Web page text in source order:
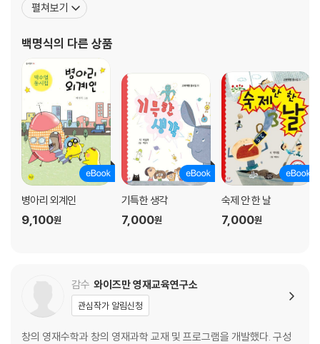
한국일보 일러스트상, 소년 한국일보 출판 기획상, 중앙광고대상, 서
트에서 수상하였어요. 직접 쓰고 그린 최신작으로
펼쳐보기
백명식의 다른 상품
병아리 외계인
9,100원
기특한 생각
7,000원
숙제 안 한 날
7,000원
감수 와이즈만 영재교육연구소
관심작가 알림신청
창의 영재수학과 창의 영재과학 교재 및 프로그램을 개발했다. 구성